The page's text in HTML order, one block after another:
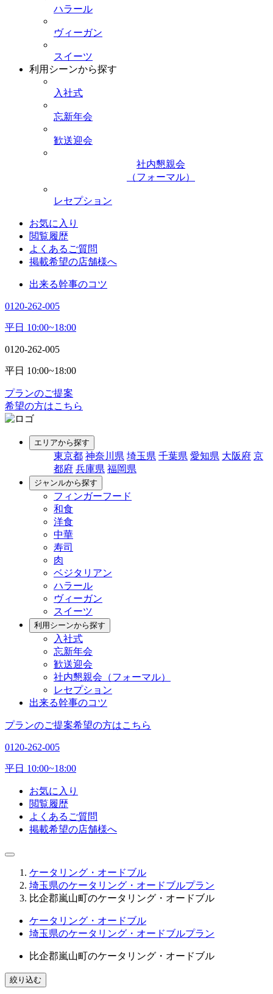
ハラール
ヴィーガン
スイーツ
利用シーンから探す
入社式
忘新年会
歓送迎会
社内懇親会
（フォーマル）
レセプション
お気に入り
閲覧履歴
よくあるご質問
掲載希望の店舗様へ
出来る幹事のコツ
0120-262-005
平日 10:00~18:00
0120-262-005
平日 10:00~18:00
プランのご提案
希望の方はこちら
エリアから探す
東京都 神奈川県 埼玉県 千葉県 愛知県 大阪府 京
都府 兵庫県 福岡県
ジャンルから探す
フィンガーフード
和食
洋食
中華
寿司
肉
ベジタリアン
ハラール
ヴィーガン
スイーツ
利用シーンから探す
入社式
忘新年会
歓送迎会
社内懇親会（フォーマル）
レセプション
出来る幹事のコツ
プランのご提案希望の方はこちら
0120-262-005
平日 10:00~18:00
お気に入り
閲覧履歴
よくあるご質問
掲載希望の店舗様へ
ケータリング・オードブル
埼玉県のケータリング・オードブルプラン
比企郡嵐山町のケータリング・オードブル
ケータリング・オードブル
埼玉県のケータリング・オードブルプラン
比企郡嵐山町のケータリング・オードブル
絞り込む